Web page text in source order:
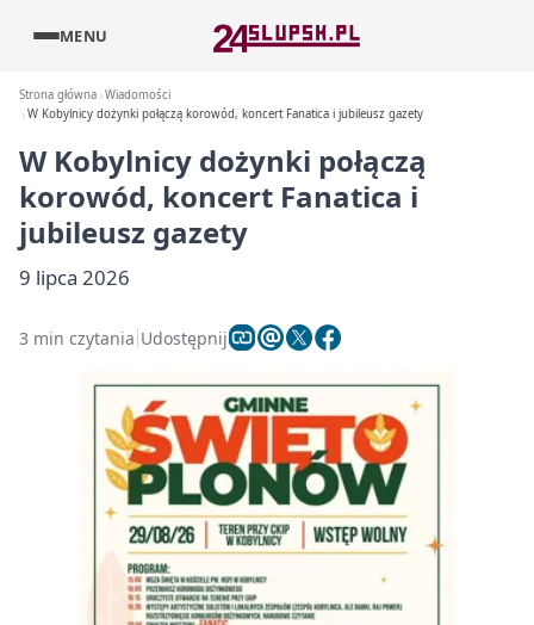
MENU
Strona główna Wiadomości
W Kobylnicy dożynki połączą korowód, koncert Fanatica i jubileusz gazety
W Kobylnicy dożynki połączą
korowód, koncert Fanatica i
jubileusz gazety
9 lipca 2026
3 min czytania Udostępnij